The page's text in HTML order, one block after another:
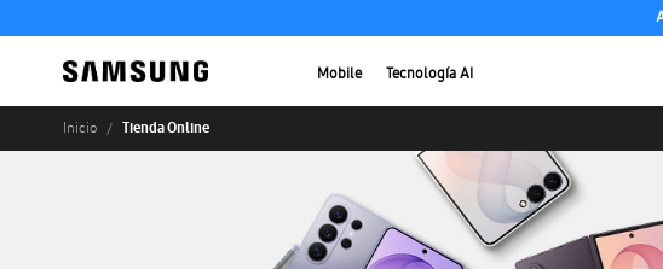
Mobile Tecnología AI
Inicio Tienda Online